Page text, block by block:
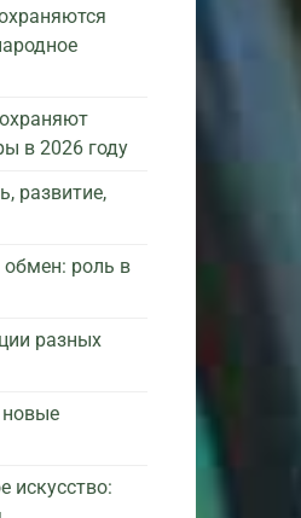
в 2026 году
развитие,
роль в
разных
искусство: